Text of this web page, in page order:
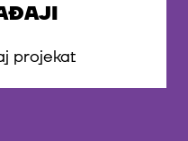
projekat